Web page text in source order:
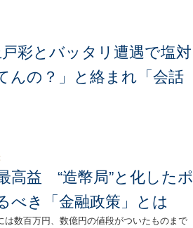
戸彩とバッタリ遭遇で塩対
の？」と絡まれ「会話
高益 “造幣局”と化したポ
べき「金融政策」とは
は数百万円、数億円の値段がついたものまで